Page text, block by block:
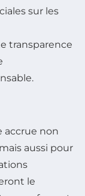
sur les
transparence
accrue non
aussi pour
le